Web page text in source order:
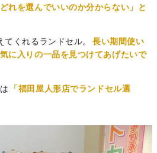
れを選んでいいのか分からない」と
くれるランドセル。
長い期間使い
に入りの一品を見つけてあげたいで
「福田屋人形店でランドセル選